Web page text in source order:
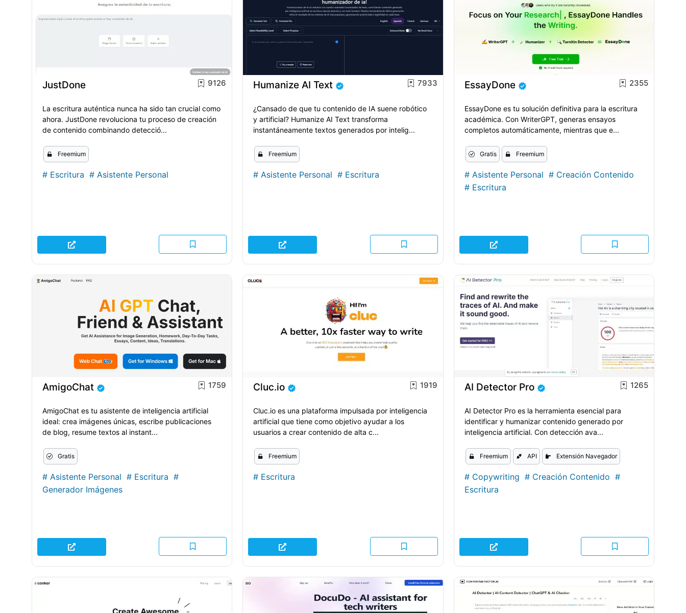
JustDone 9126
La escritura auténtica nunca ha sido tan crucial como
ahora. JustDone revoluciona tu proceso de creación
de contenido combinando detecció...
Freemium
# Escritura # Asistente Personal
Humanize AI Text 7933
¿Cansado de que tu contenido de IA suene robótico
y artificial? Humanize AI Text transforma
instantáneamente textos generados por intelig...
Freemium
# Asistente Personal # Escritura
EssayDone 2355
EssayDone es tu solución definitiva para la escritura
académica. Con WriterGPT, generas ensayos
completos automáticamente, mientras que e...
Gratis Freemium
# Asistente Personal # Creación Contenido
# Escritura
AmigoChat 1759
AmigoChat es tu asistente de inteligencia artificial
ideal: crea imágenes únicas, escribe publicaciones
de blog, resume textos al instant...
Gratis
# Asistente Personal # Escritura #
Generador Imágenes
Cluc.io 1919
Cluc.io es una plataforma impulsada por inteligencia
artificial que tiene como objetivo ayudar a los
usuarios a crear contenido de alta c...
Freemium
# Escritura
AI Detector Pro 1265
AI Detector Pro es la herramienta esencial para
identificar y humanizar contenido generado por
inteligencia artificial. Con detección ava...
Freemium API Extensión Navegador
# Copywriting # Creación Contenido #
Escritura